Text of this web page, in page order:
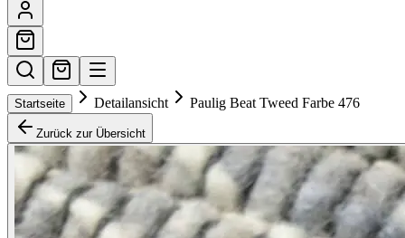
Startseite Detailansicht Paulig Beat Tweed Farbe 476
Zurück zur Übersicht